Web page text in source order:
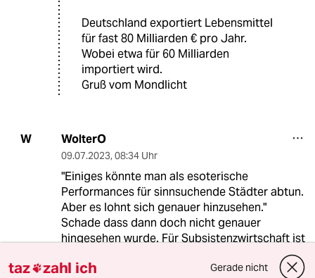
Deutschland exportiert Lebensmittel
für fast 80 Milliarden € pro Jahr.
Wobei etwa für 60 Milliarden
importiert wird.
Gruß vom Mondlicht
W WolterO
09.07.2023, 08:34 Uhr
"Einiges könnte man als esoterische
Performances für sinnsuchende Städter abtun.
Aber es lohnt sich genauer hinzusehen."
Schade dass dann doch nicht genauer
hingesehen wurde. Für Subsistenzwirtschaft ist
Milpa ja ganz nett, aber der Erfolg kommt auch
hier nicht von alleine.
taz zahl ich Gerade nicht